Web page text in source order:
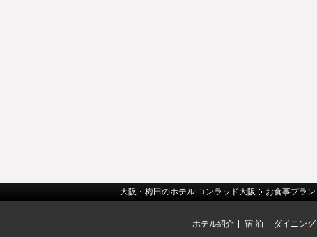
大阪・梅田のホテル|コンラッド大阪 お食事プラン
ホテル紹介 宿 泊 ダイニング